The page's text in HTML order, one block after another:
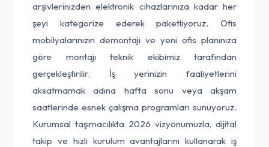
arşivlerinizden elektronik cihazlarınıza kadar her
şeyi kategorize ederek paketliyoruz. Ofis
mobilyalarınızın demontajı ve yeni ofis planınıza
göre montajı teknik ekibimiz tarafından
gerçekleştirilir. İş yerinizin faaliyetlerini
aksatmamak adına hafta sonu veya akşam
saatlerinde esnek çalışma programları sunuyoruz.
Kurumsal taşımacılıkta 2026 vizyonumuzla, dijital
takip ve hızlı kurulum avantajlarını kullanarak iş